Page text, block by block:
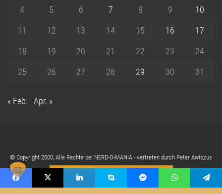
4
5 6 7 8 9
10
11
12 13 14 15 16
17
18
19 20 21 22 23
24
25
26 27 28 29 30 31
« Feb. Apr. »
© Copyright 2000, Alle Rechte bei NERD-O-MANIA - vertreten durch Peter Awiszus
Cookie Einstellungen anpassen
FacebookX LinkedIn Skype MessengerWhatsAppTelegram